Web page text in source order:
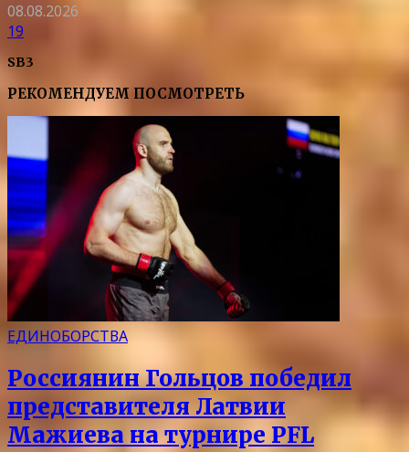
08.08.2026
19
SB3
РЕКОМЕНДУЕМ ПОСМОТРЕТЬ
ЕДИНОБОРСТВА
Россиянин Гольцов победил
представителя Латвии
Мажиева на турнире PFL